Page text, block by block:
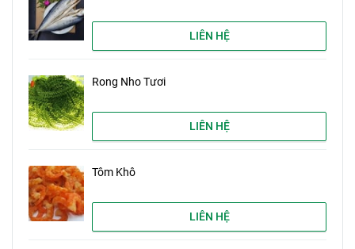
LIÊN HỆ
Rong Nho Tươi
LIÊN HỆ
Tôm Khô
LIÊN HỆ